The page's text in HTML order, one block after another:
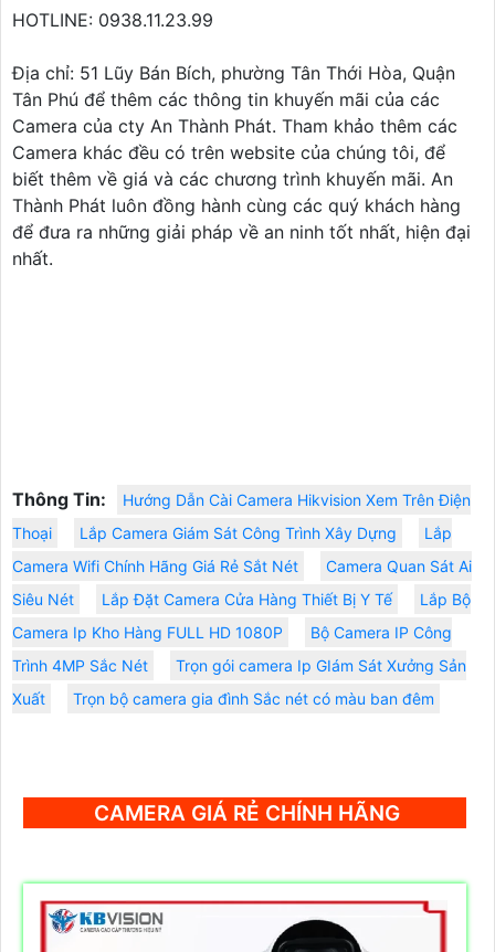
HOTLINE: 0938.11.23.99
Địa chỉ: 51 Lũy Bán Bích, phường Tân Thới Hòa, Quận
Tân Phú để thêm các thông tin khuyến mãi của các
Camera của cty An Thành Phát. Tham khảo thêm các
Camera khác đều có trên website của chúng tôi, để
biết thêm về giá và các chương trình khuyến mãi. An
Thành Phát luôn đồng hành cùng các quý khách hàng
để đưa ra những giải pháp về an ninh tốt nhất, hiện đại
nhất.
Thông Tin:
Hướng Dẫn Cài Camera Hikvision Xem Trên Điện
Thoại
Lắp Camera Giám Sát Công Trình Xây Dựng
Lắp
Camera Wifi Chính Hãng Giá Rẻ Sắt Nét
Camera Quan Sát Ai
Siêu Nét
Lắp Đặt Camera Cửa Hàng Thiết Bị Y Tế
Lắp Bộ
Camera Ip Kho Hàng FULL HD 1080P
Bộ Camera IP Công
Trình 4MP Sắc Nét
Trọn gói camera Ip GIám Sát Xưởng Sản
Xuất
Trọn bộ camera gia đình Sắc nét có màu ban đêm
CAMERA GIÁ RẺ CHÍNH HÃNG